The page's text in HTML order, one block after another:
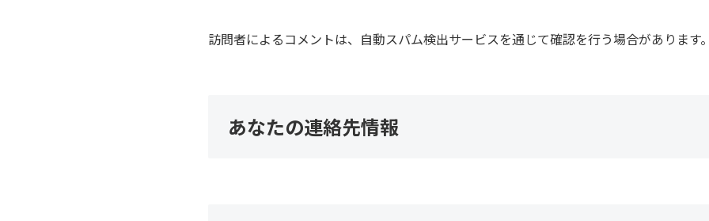
訪問者によるコメントは、自動スパム検出サービスを通じて確認を行う場合があります
あなたの連絡先情報